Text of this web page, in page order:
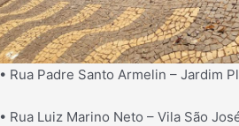
• Rua Padre Santo Armelin – Jardim
• Rua Luiz Marino Neto – Vila São